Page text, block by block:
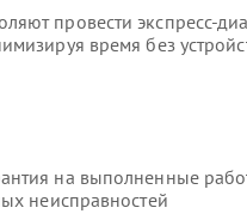
провести экспресс-
время без
на выполненные
неисправностей